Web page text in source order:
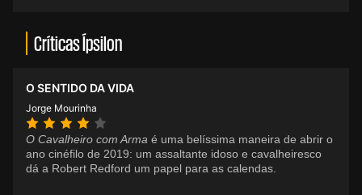
Críticas Ípsilon
O SENTIDO DA VIDA
Jorge Mourinha
O Cavalheiro com Arma é uma belíssima maneira de abrir o
ano cinéfilo de 2019: um assaltante idoso e cavalheiresco
dá a Robert Redford um papel para as calendas.